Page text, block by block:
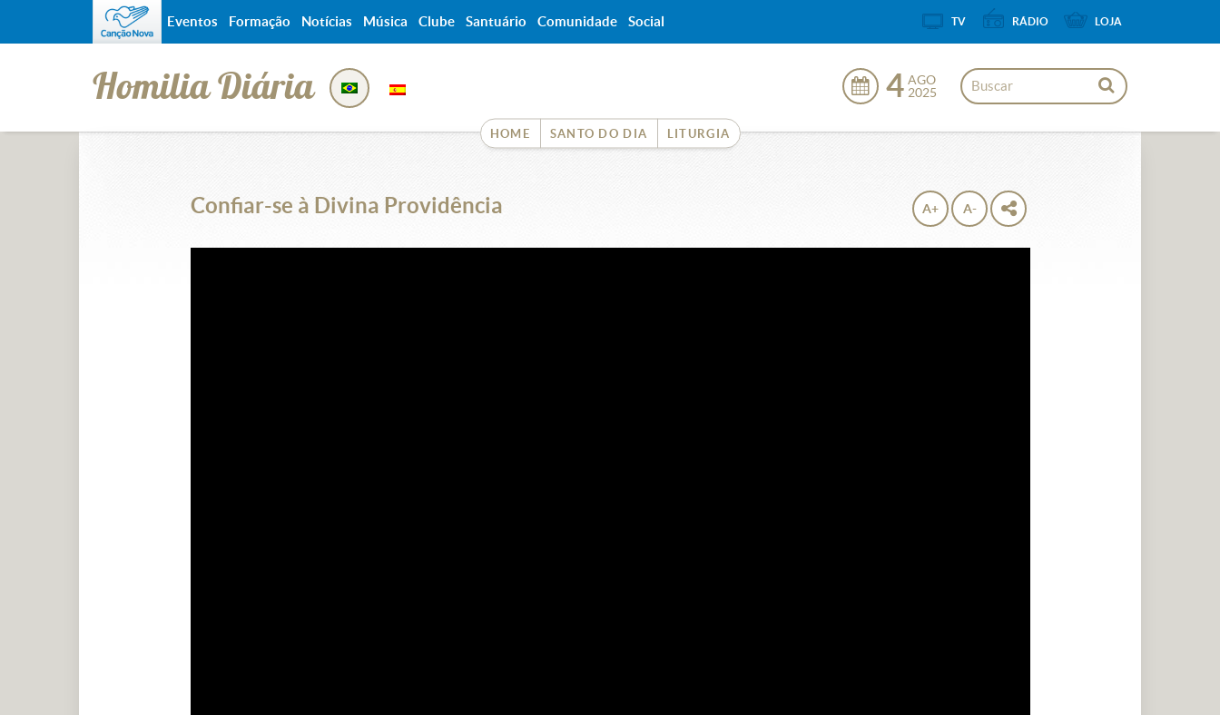
Homilia Diária
HOME SANTO DO DIA LITURGIA
4 AGO
2025
Confiar-se à Divina Providência A+ A-
Eventos Formação Notícias Música Clube Santuário Comunidade Social TV RÁDIO LOJA